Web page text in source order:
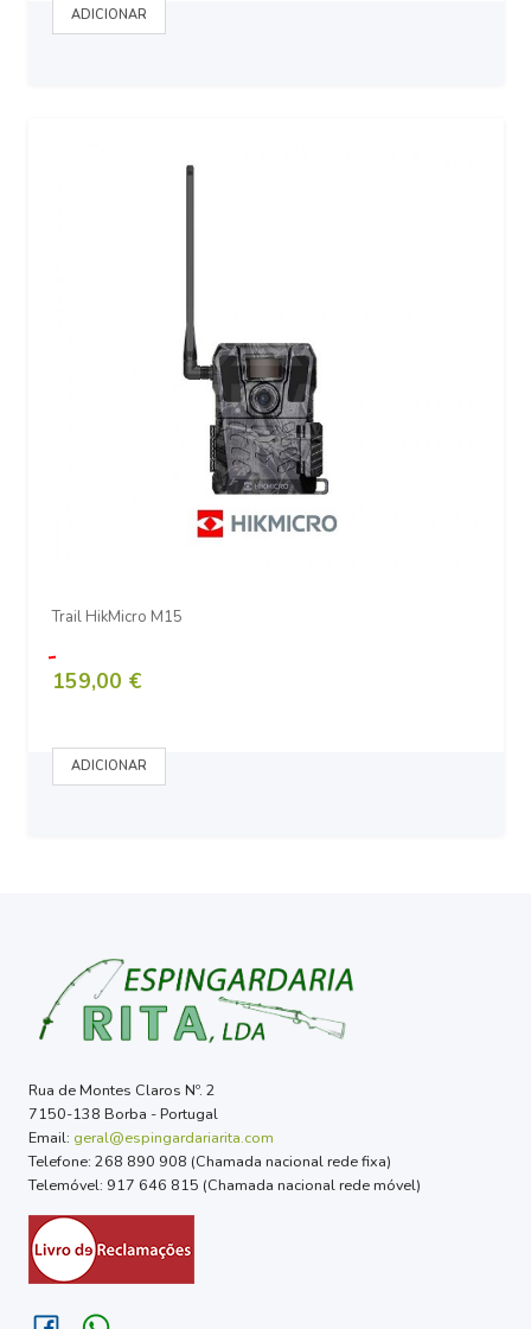
Trail HikMicro M15
159,00 €
Rua de Montes Claros Nº. 2
7150-138 Borba - Portugal
Email: geral@espingardariarita.com
Telefone: 268 890 908 (Chamada nacional rede fixa)
Telemóvel: 917 646 815 (Chamada nacional rede móvel)